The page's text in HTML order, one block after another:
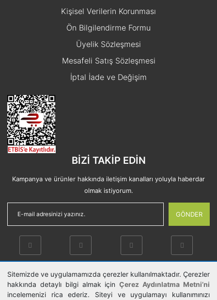
Kişisel Verilerin Korunması
Ön Bilgilendirme Formu
Üyelik Sözleşmesi
Mesafeli Satış Sözleşmesi
İptal İade ve Değişim
BİZİ TAKİP EDİN
Kampanya ve ürünler hakkında iletişim kanalları yoluyla haberdar
olmak istiyorum.
GÖNDER
Copyright © 2019. Tüm Hakkı Saklıdır.
Kredi kartı bilgileriniz 256bit SSL
Sitemizde ve uygulamamızda çerezler kullanılmaktadır. Çerezler
hakkında detaylı bilgi almak içinÇerez Aydınlatma Metni’ni
incelemenizi rica ederiz. Siteyi ve uygulamayı kullanımınızı